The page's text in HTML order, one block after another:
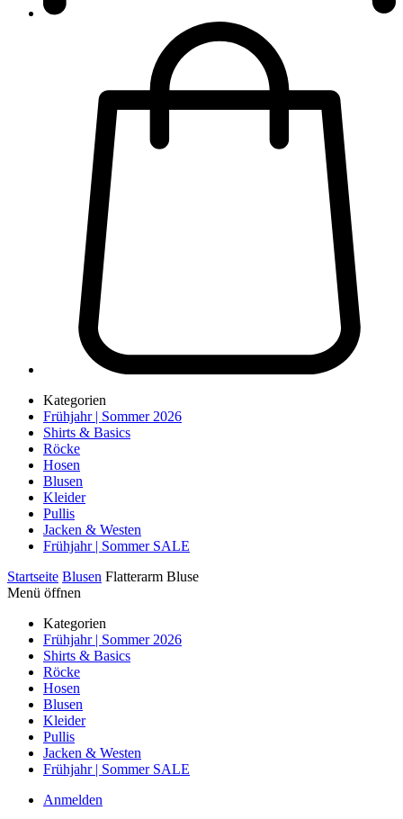
Kategorien
Frühjahr | Sommer 2026
Shirts & Basics
Röcke
Hosen
Blusen
Kleider
Pullis
Jacken & Westen
Frühjahr | Sommer SALE
Startseite Blusen Flatterarm Bluse
Menü öffnen
Kategorien
Frühjahr | Sommer 2026
Shirts & Basics
Röcke
Hosen
Blusen
Kleider
Pullis
Jacken & Westen
Frühjahr | Sommer SALE
Anmelden